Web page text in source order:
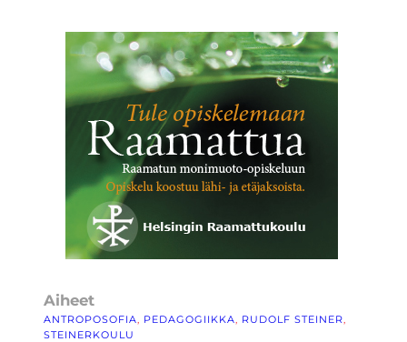
Aiheet
ANTROPOSOFIA PEDAGOGIIKKA RUDOLF STEINER
STEINERKOULU